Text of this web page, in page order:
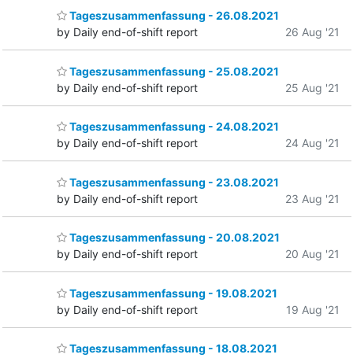
Tageszusammenfassung - 26.08.2021
by Daily end-of-shift report
26 Aug '21
Tageszusammenfassung - 25.08.2021
by Daily end-of-shift report
25 Aug '21
Tageszusammenfassung - 24.08.2021
by Daily end-of-shift report
24 Aug '21
Tageszusammenfassung - 23.08.2021
by Daily end-of-shift report
23 Aug '21
Tageszusammenfassung - 20.08.2021
by Daily end-of-shift report
20 Aug '21
Tageszusammenfassung - 19.08.2021
by Daily end-of-shift report
19 Aug '21
Tageszusammenfassung - 18.08.2021